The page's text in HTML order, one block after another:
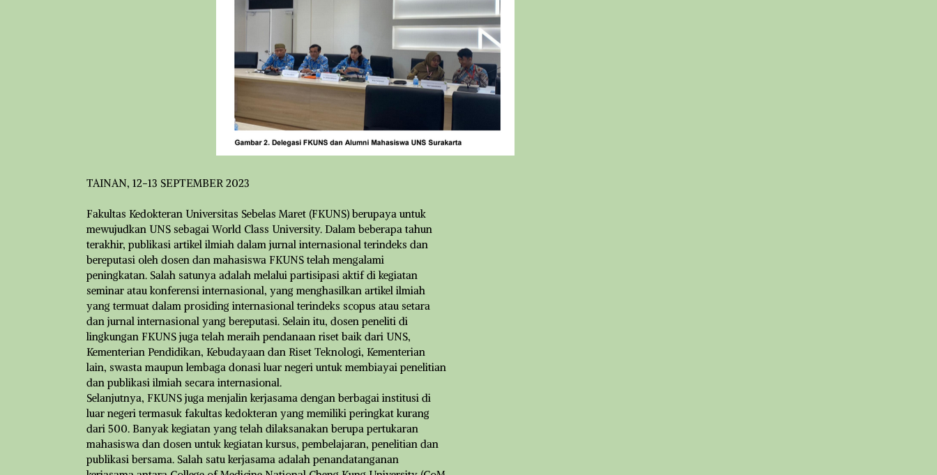
TAINAN, 12-13 SEPTEMBER 2023
Fakultas Kedokteran Universitas Sebelas Maret (FKUNS) berupaya untuk
mewujudkan UNS sebagai World Class University. Dalam beberapa tahun
terakhir, publikasi artikel ilmiah dalam jurnal internasional terindeks dan
bereputasi oleh dosen dan mahasiswa FKUNS telah mengalami
peningkatan. Salah satunya adalah melalui partisipasi aktif di kegiatan
seminar atau konferensi internasional, yang menghasilkan artikel ilmiah
yang termuat dalam prosiding internasional terindeks scopus atau setara
dan jurnal internasional yang bereputasi. Selain itu, dosen peneliti di
lingkungan FKUNS juga telah meraih pendanaan riset baik dari UNS,
Kementerian Pendidikan, Kebudayaan dan Riset Teknologi, Kementerian
lain, swasta maupun lembaga donasi luar negeri untuk membiayai penelitian
dan publikasi ilmiah secara internasional.
Selanjutnya, FKUNS juga menjalin kerjasama dengan berbagai institusi di
luar negeri termasuk fakultas kedokteran yang memiliki peringkat kurang
dari 500. Banyak kegiatan yang telah dilaksanakan berupa pertukaran
mahasiswa dan dosen untuk kegiatan kursus, pembelajaran, penelitian dan
publikasi bersama. Salah satu kerjasama adalah penandatanganan